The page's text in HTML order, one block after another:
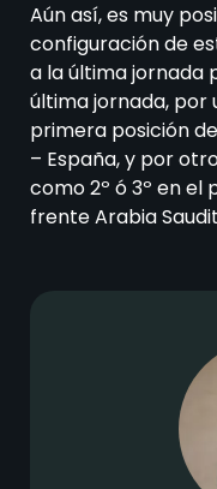
Aún así, es muy
configuración de
a la última jornada
última jornada, por
primera posición
– España, y por
como 2º ó 3º en
frente Arabia